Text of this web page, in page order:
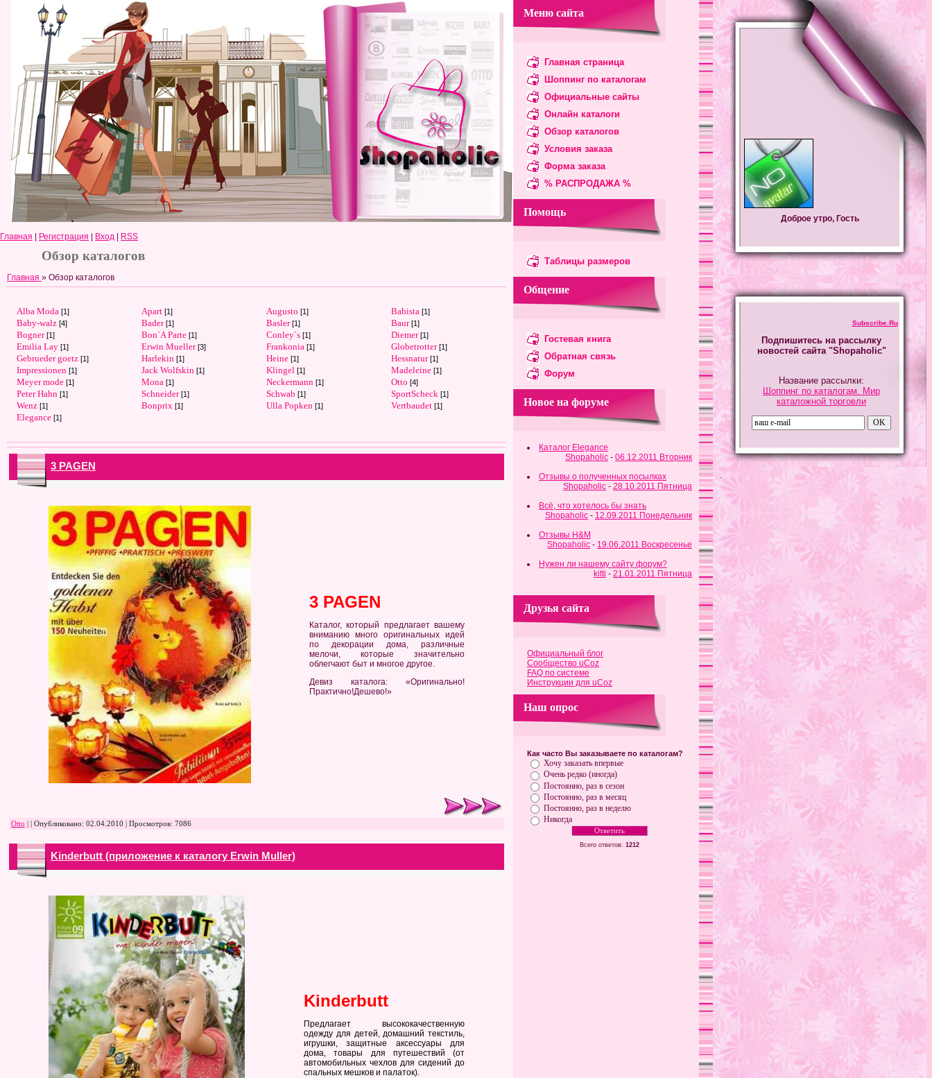
Главная Регистрация Вход RSS
Обзор каталогов
Главная » Обзор каталогов
Alba Moda [1] Apart [1] Augusto [1] Babista [1]
Baby-walz [4] Bader [1] Basler [1] Baur [1]
Bogner [1] Bon`A Parte [1] Conley`s [1] Diemer [1]
Emilia Lay [1] Erwin Mueller [3] Frankonia [1] Globetrotter [1]
Gebrueder goetz [1] Harlekin [1] Heine [1] Hessnatur [1]
Impressionen [1] Jack Wolfskin [1] Klingel [1] Madeleine [1]
Meyer mode [1] Mona [1] Neckermann [1] Otto [4]
Peter Hahn [1] Schneider [1] Schwab [1] SportScheck [1]
Wenz [1] Bonprix [1] Ulla Popken [1] Vertbaudet [1]
Elegance [1]
3 PAGEN
3 PAGEN
Каталог, который предлагает вашему
вниманию много оригинальных идей
по декорации дома, различные
мелочи, которые значительно
облегчают быт и многое другое.
Девиз каталога: «Оригинально!
Практично!Дешево!»
Otto | | Опубликовано: 02.04.2010 | Просмотров: 7086
Kinderbutt (приложение к каталогу Erwin Muller)
Kinderbutt
Предлагает высококачественную
одежду для детей, домашний текстиль,
игрушки, защитные аксессуары для
дома, товары для путешествий (от
автомобильных чехлов для сидений до
спальных мешков и палаток).
Меню сайта
Главная страница
Шоппинг по каталогам
Официальные сайты
Онлайн каталоги
Обзор каталогов
Условия заказа
Форма заказа
% РАСПРОДАЖА %
Помощь
Таблицы размеров
Общение
Гостевая книга
Обратная связь
Форум
Новое на форуме
Каталог Elegance
Shopaholic - 06.12.2011 Вторник
Отзывы о полученных посылках
Shopaholic - 28.10.2011 Пятница
Всё, что хотелось бы знать
Shopaholic - 12.09.2011 Понедельник
Отзывы H&M
Shopaholic - 19.06.2011 Воскресенье
Нужен ли нашему сайту форум?
kitti - 21.01.2011 Пятница
Друзья сайта
Официальный блог
Сообщество uCoz
FAQ по системе
Инструкции для uCoz
Наш опрос
Как часто Вы заказываете по каталогам?
Хочу заказать впервые
Очень редко (иногда)
Постоянно, раз в сезон
Постоянно, раз в месяц
Постоянно, раз в неделю
Никогда
Всего ответов: 1212
Доброе утро, Гость
Subscribe.Ru
Подпишитесь на рассылку
новостей сайта "Shopaholic"
Название рассылки:
Шоппинг по каталогам. Мир
каталожной торговли
.